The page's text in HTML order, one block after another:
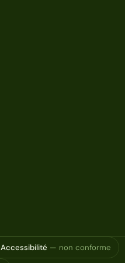
Accessibilité — non conforme